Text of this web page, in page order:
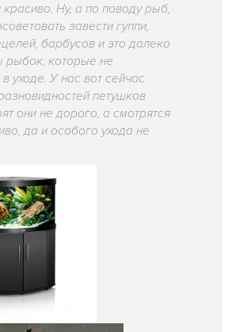
Ну, а по поводу рыб,
завести гуппи,
барбусов и это далеко
рыбок, которые не
уходе. У нас вот сейчас
петушков
они не дорого, а смотрятся
да и особого ухода не